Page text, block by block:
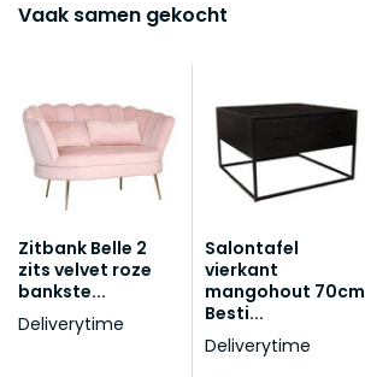
Vaak samen gekocht
Zitbank Belle 2
zits velvet roze
bankste...
Deliverytime
Salontafel
vierkant
mangohout 70cm
Besti...
Deliverytime